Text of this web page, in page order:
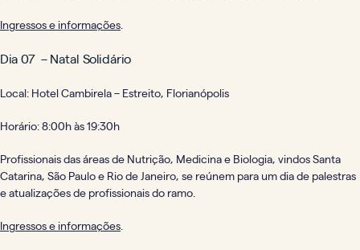
Ingressos e informações
Dia 07 – Natal Solidário
Local: Hotel Cambirela – Estreito, Florianópolis
Horário: 8:00h às 19:30h
Profissionais das áreas de Nutrição, Medicina e Biologia, vindos Santa
Catarina, São Paulo e Rio de Janeiro, se reúnem para um dia de palestras
e atualizações de profissionais do ramo.
Ingressos e informações